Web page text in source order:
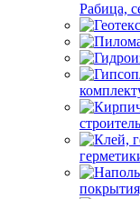
Рабица,